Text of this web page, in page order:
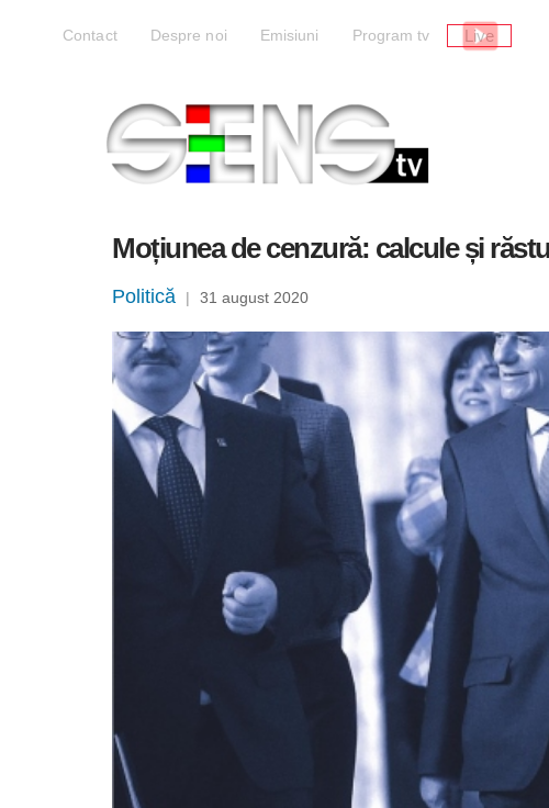
Contact Despre noi Emisiuni Program tv Live
Moțiunea de cenzură: calcule și
Politică | 31 august 2020